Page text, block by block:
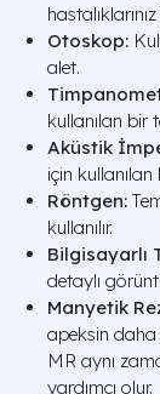
Otoskop:
alet.
kullanılan bir
Aküstik
için kullanılan
Röntgen:
kullanılır.
Bilgisayarlı
detaylı
Manyetik
apeksin daha
MR aynı
yardımcı olur.